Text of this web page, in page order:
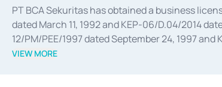
PT BCA Sekuritas has obtained a business
dated March 11, 1992 and KEP-06/D.04/2014
12/PM/PEE/1997 dated September 24, 1997
divestments, and joint ventures based on the
VIEW MORE